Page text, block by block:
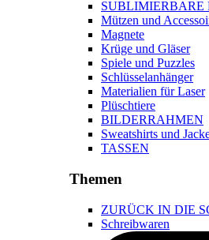
SUBLIMIERBARE
Mützen und
Magnete
Krüge und Gläser
Spiele und Puzzles
Schlüsselanhänger
Materialien für Laser
Plüschtiere
BILDERRAHMEN
Sweatshirts und
TASSEN
Themen
ZURÜCK IN DIE
Schreibwaren